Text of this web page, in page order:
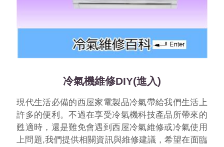
冷氣機維修DIY(進入)
現代生活必備的西屋家電製品冷氣帶給我們生活上
許多的便利。不過在享受冷氣機科技產品所帶來的
甦適時，還是難免會遇到西屋冷氣維修或冷氣使用
上問題,我們提供相關資訊與維修建議，希望在面臨